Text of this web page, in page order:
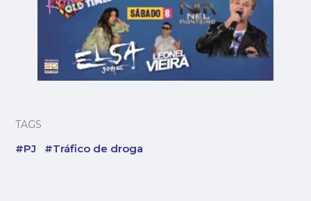
TAGS
#PJ #Tráfico de droga